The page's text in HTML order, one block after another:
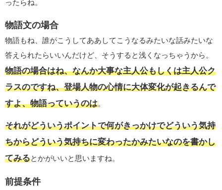
ったらね。
物語文の場合
物語もね、誰がこうしてああしてこうなるみたいな話みたいな
答えられたらいいんだけど、そうすると浅くなっちゃうから。
物語の場合はね、なんか大事な主人公もしくは主人公ク
ラスのですね、登場人物の心情に大体変化が起きるんで
すよ、物語っていうのは。
それがどういうポイントで何がきっかけでどういう気持
ちからどういう気持ちに変わったかみたいなのを書かし
てみるとかがいいと思いますね。
前提条件